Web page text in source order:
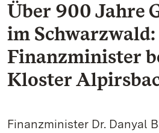
Über 900 Jahre
im Schwarzwald:
Finanzminister
Kloster
Finanzminister Dr. Danyal